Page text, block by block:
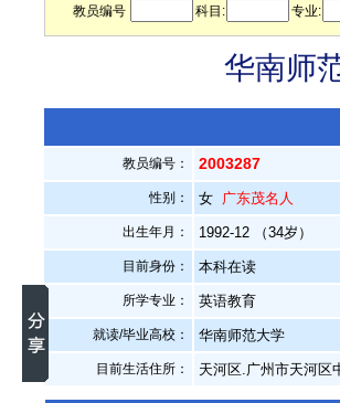
教员编号 科目: 专业:
华南师
教员编号： 2003287
性别： 女 广东茂名人
出生年月： 1992-12 （34岁）
目前身份： 本科在读
所学专业： 英语教育
就读/毕业高校： 华南师范大学
目前生活住所： 天河区.广州市天河区